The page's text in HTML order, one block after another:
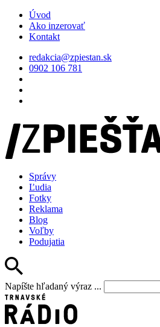
Úvod
Ako inzerovať
Kontakt
redakcia@zpiestan.sk
0902 106 781
Správy
Ľudia
Fotky
Reklama
Blog
Voľby
Podujatia
Napíšte hľadaný výraz ...